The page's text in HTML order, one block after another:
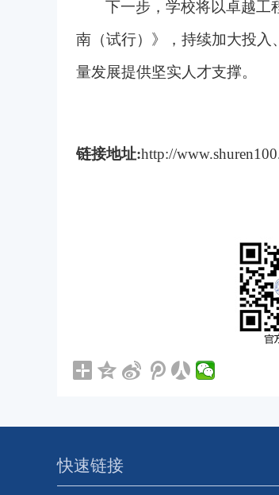
下一步，学校将以卓越工
南（试行）》，持续加大投
量发展提供坚实人才支撑。
链接地址:http://
快速链接